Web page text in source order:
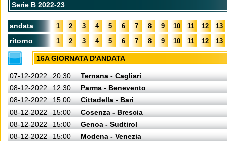
Serie B 2022-23
andata 1 2 3 4 5 6 7 8 9 10 11 12 13
ritorno 1 2 3 4 5 6 7 8 9 10 11 12 13
16A GIORNATA D'ANDATA
07-12-2022 20:30
Ternana - Cagliari
08-12-2022
12:30
Parma - Benevento
08-12-2022
15:00
Cittadella - Bari
08-12-2022
15:00
Cosenza - Brescia
08-12-2022
15:00
Genoa - Sudtirol
08-12-2022
15:00
Modena - Venezia